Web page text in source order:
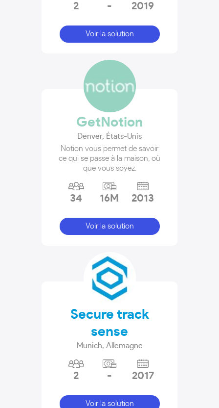
2 - 2019
Voir la solution
GetNotion
Denver, États-Unis
Notion vous permet de savoir
ce qui se passe à la maison, où
que vous soyez.
34 16M 2013
Voir la solution
Secure track
sense
Munich, Allemagne
2 - 2017
Voir la solution